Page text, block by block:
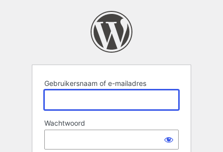
Gebruikersnaam of e-mailadres
Wachtwoord